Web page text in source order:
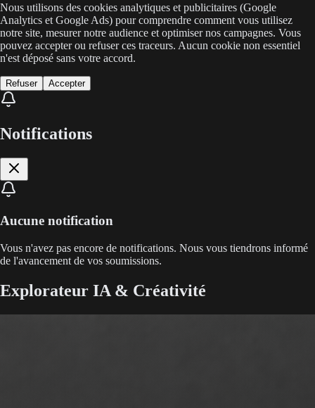
Nous utilisons des cookies analytiques et publicitaires (Google
Analytics et Google Ads) pour comprendre comment vous utilisez
notre site, mesurer notre audience et optimiser nos campagnes. Vous
pouvez accepter ou refuser ces traceurs. Aucun cookie non essentiel
n'est déposé sans votre accord.
Refuser Accepter
Notifications
Aucune notification
Vous n'avez pas encore de notifications. Nous vous tiendrons informé
de l'avancement de vos soumissions.
Explorateur IA & Créativité